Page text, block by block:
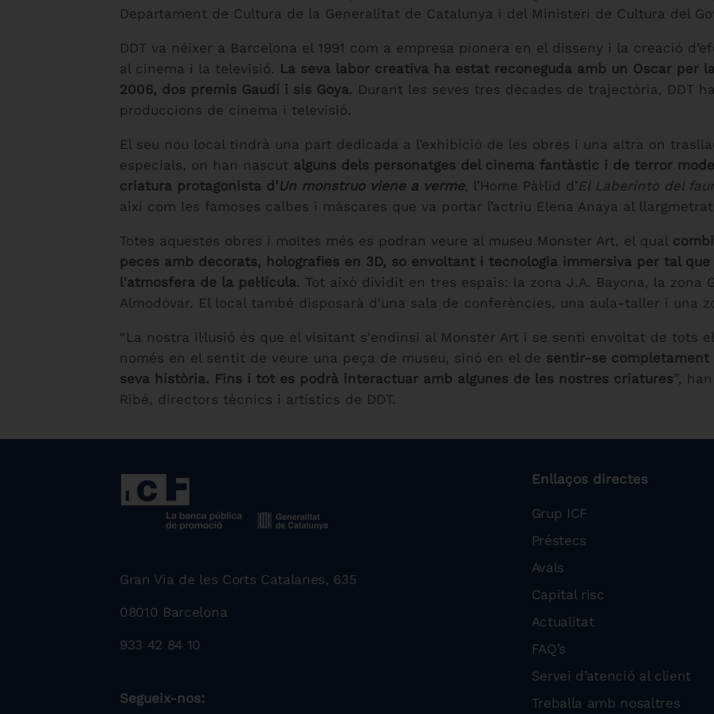
Departament de Cultura de la Generalitat de Catalunya i del Ministeri de Cultura del
DDT va néixer a Barcelona el 1991 com a empresa pionera en el disseny i la creació
al cinema i la televisió. La seva labor creativa ha estat reconeguda amb un Oscar per
2006, dos premis Gaudí i sis Goya. Durant les seves tres dècades de trajectòria, DDT
produccions de cinema i televisió.
El seu nou local tindrà una part dedicada a l’exhibició de les obres i una altra on
especials, on han nascut alguns dels personatges del cinema fantàstic i de terror
criatura protagonista d’Un monstruo viene a verme, l’Home Pàl·lid d’El Laberinto del
així com les famoses calbes i màscares que va portar l’actriu Elena Anaya al
Totes aquestes obres i moltes més es podran veure al museu Monster Art, el qual
peces amb decorats, holografies en 3D, so envoltant i tecnologia immersiva per tal
l'atmosfera de la pel·lícula. Tot això dividit en tres espais: la zona J.A. Bayona, la zona
Almodóvar. El local també disposarà d'una sala de conferències, una aula-taller i una
“La nostra il·lusió és que el visitant s'endinsi al Monster Art i se senti envoltat de tots
només en el sentit de veure una peça de museu, sinó en el de sentir-se completament
seva història. Fins i tot es podrà interactuar amb algunes de les nostres criatures”,
Ribé, directors tècnics i artístics de DDT.
Gran Via de les Corts Catalanes, 635
08010 Barcelona
933 42 84 10
Segueix-nos:
Enllaços directes
Grup ICF
Préstecs
Avals
Capital risc
Actualitat
FAQ’s
Servei d’atenció al client
Treballa amb nosaltres